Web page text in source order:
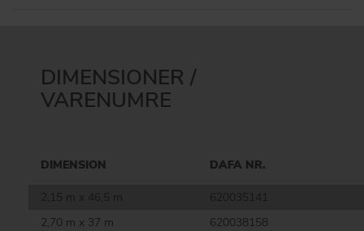
DIMENSIONER /
VARENUMRE
DIMENSION DAFA NR.
2,70 m x 37 m
620038158